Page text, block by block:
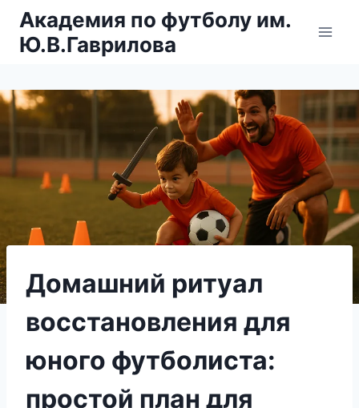
Перейти
содержимому
Академия по футболу им.
Ю.В.Гаврилова
Домашний ритуал
восстановления для
юного футболиста:
простой план для